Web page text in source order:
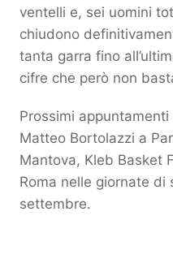
ventelli e, sei uomini
chiudono
tanta garra fino
cifre che però non
Prossimi
Matteo Bortolazzi a
Mantova, Kleb Basket
Roma nelle giornate
settembre.